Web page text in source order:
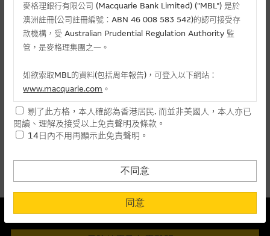
關於我們
相關認股證/牛熊證
認購 認沽 牛證
編號 相關資產 行使價 價格 升/跌(%)
27983 廣汽集團(認購) 4.668 0.015 -
最後更新時間:10-08-2026 16:10 (15分鐘延遲)
麥格理銀行有限公司 (Macquarie Bank Limited) ("MBL") 是於
澳洲註冊(公司註冊編號：ABN 46 008 583 542)的認可接受存
款機構，受 Australian Prudential Regulation Authority 監
管，是麥格理集團之一。
如欲索取MBL的資料(包括周年報告)，可登入以下網站：
www.macquarie.com 。
本網站所載資料會隨時更改，而不作另行通知，如閣下欲取麥格
理的資料，可直接聯絡本集團職員。
民使用，並不提供或發售予美國人。本網站內容無意要約或唆使
閣下購買證券、基金單位或其他投資工具(不論在參考條款上或在
其他地方)，但清楚表明上述意圖的個別段落則屬例外。
提供網站內容的基準 – 使用時請考慮個人風險
剔了此方格，本人確認為香港居民. 而並非美國人，本人亦已
閱讀、理解及接受以上免責聲明及條款。
14日內不用再顯示此免責聲明。
不同意
同意
此內容來自我們在所示日期時認為可靠之來源，且均以真誠提供。然